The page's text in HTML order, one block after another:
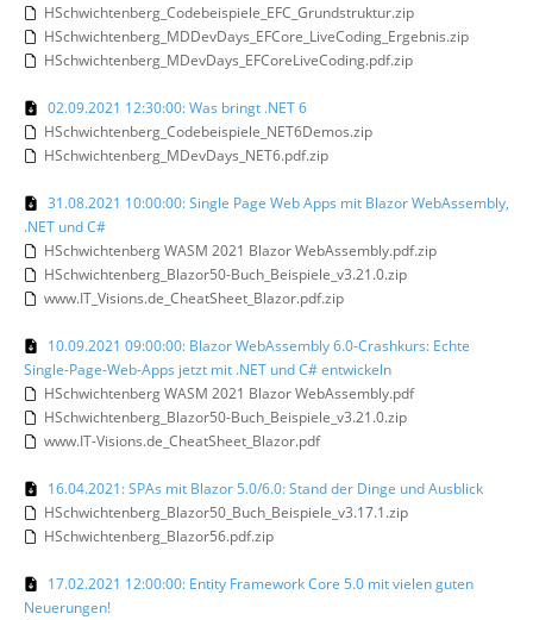
HSchwichtenberg_Codebeispiele_EFC_Grundstruktur.zip
HSchwichtenberg_MDDevDays_EFCore_LiveCoding_Ergebnis.zip
HSchwichtenberg_MDevDays_EFCoreLiveCoding.pdf.zip
02.09.2021 12:30:00: Was bringt .NET 6
HSchwichtenberg_Codebeispiele_NET6Demos.zip
HSchwichtenberg_MDevDays_NET6.pdf.zip
31.08.2021 10:00:00: Single Page Web Apps mit Blazor WebAssembly,
.NET und C#
HSchwichtenberg WASM 2021 Blazor WebAssembly.pdf.zip
HSchwichtenberg_Blazor50-Buch_Beispiele_v3.21.0.zip
www.IT_Visions.de_CheatSheet_Blazor.pdf.zip
10.09.2021 09:00:00: Blazor WebAssembly 6.0-Crashkurs: Echte
Single-Page-Web-Apps jetzt mit .NET und C# entwickeln
HSchwichtenberg WASM 2021 Blazor WebAssembly.pdf
HSchwichtenberg_Blazor50-Buch_Beispiele_v3.21.0.zip
www.IT-Visions.de_CheatSheet_Blazor.pdf
16.04.2021: SPAs mit Blazor 5.0/6.0: Stand der Dinge und Ausblick
HSchwichtenberg_Blazor50_Buch_Beispiele_v3.17.1.zip
HSchwichtenberg_Blazor56.pdf.zip
17.02.2021 12:00:00: Entity Framework Core 5.0 mit vielen guten
Neuerungen!